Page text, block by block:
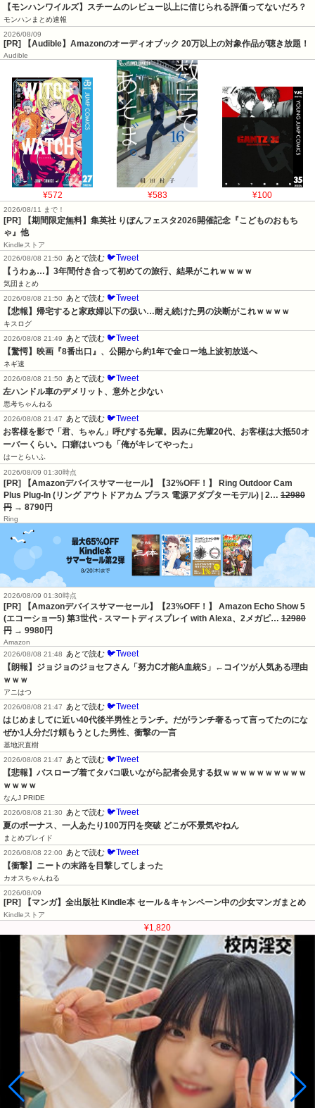
【モンハンワイルズ】スチームのレビュー以上に信じられる評価ってないだろ？
モンハンまとめ速報
2026/08/09
[PR] 【Audible】Amazonのオーディオブック 20万以上の対象作品が聴き放題！
Audible
¥572 ¥583 ¥100
2026/08/11 まで！
[PR] 【期間限定無料】集英社 りぼんフェスタ2026開催記念『こどものおもち
ゃ』他
Kindleストア
2026/08/08 21:50
あとで読む 🐦Tweet
【うわぁ…】3年間付き合って初めての旅行、結果がこれｗｗｗｗ
気団まとめ
2026/08/08 21:50
あとで読む 🐦Tweet
【悲報】帰宅すると家政婦以下の扱い…耐え続けた男の決断がこれｗｗｗｗ
キスログ
2026/08/08 21:49
あとで読む 🐦Tweet
【驚愕】映画『8番出口』、公開から約1年で金ロー地上波初放送へ
ネギ速
2026/08/08 21:50
あとで読む 🐦Tweet
左ハンドル車のデメリット、意外と少ない
思考ちゃんねる
2026/08/08 21:47
あとで読む 🐦Tweet
お客様を影で「君、ちゃん」呼びする先輩。因みに先輩20代、お客様は大抵50オ
ーバーくらい。口癖はいつも「俺がキレてやった」
はーとらいふ
2026/08/09 01:30時点
[PR] 【Amazonデバイスサマーセール】【32%OFF！】 Ring Outdoor Cam
Plus Plug-In (リング アウトドアカム プラス 電源アダプターモデル) | 2… 12980
円 → 8790円
Ring
2026/08/09 01:30時点
[PR] 【Amazonデバイスサマーセール】【23%OFF！】 Amazon Echo Show 5
(エコーショー5) 第3世代 - スマートディスプレイ with Alexa、2メガピ… 12980
円 → 9980円
Amazon
2026/08/08 21:48
あとで読む 🐦Tweet
【朗報】ジョジョのジョセフさん「努力C才能A血統S」←コイツが人気ある理由
ｗｗｗ
アニはつ
2026/08/08 21:47
あとで読む 🐦Tweet
はじめましてに近い40代後半男性とランチ。だがランチ奢るって言ってたのにな
ぜか1人分だけ頼もうとした男性、衝撃の一言
基地沢直樹
2026/08/08 21:47
あとで読む 🐦Tweet
【悲報】バスローブ着てタバコ吸いながら記者会見する奴ｗｗｗｗｗｗｗｗｗｗ
ｗｗｗｗ
なんJ PRIDE
2026/08/08 21:30
あとで読む 🐦Tweet
夏のボーナス、一人あたり100万円を突破 どこが不景気やねん
まとめブレイド
2026/08/08 22:00
あとで読む 🐦Tweet
【衝撃】ニートの末路を目撃してしまった
カオスちゃんねる
2026/08/09
[PR] 【マンガ】全出版社 Kindle本 セール＆キャンペーン中の少女マンガまとめ
Kindleストア
¥1,820